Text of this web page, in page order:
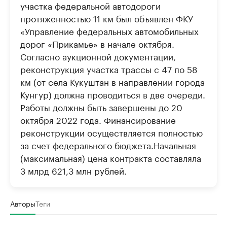
участка федеральной автодороги
протяженностью 11 км был объявлен ФКУ
«Управление федеральных автомобильных
дорог «Прикамье» в начале октября.
Согласно аукционной документации,
реконструкция участка трассы с 47 по 58
км (от села Кукуштан в направлении города
Кунгур) должна проводиться в две очереди.
Работы должны быть завершены до 20
октября 2022 года. Финансирование
реконструкции осуществляется полностью
за счет федерального бюджета.Начальная
(максимальная) цена контракта составляла
3 млрд 621,3 млн рублей.
АвторыТеги